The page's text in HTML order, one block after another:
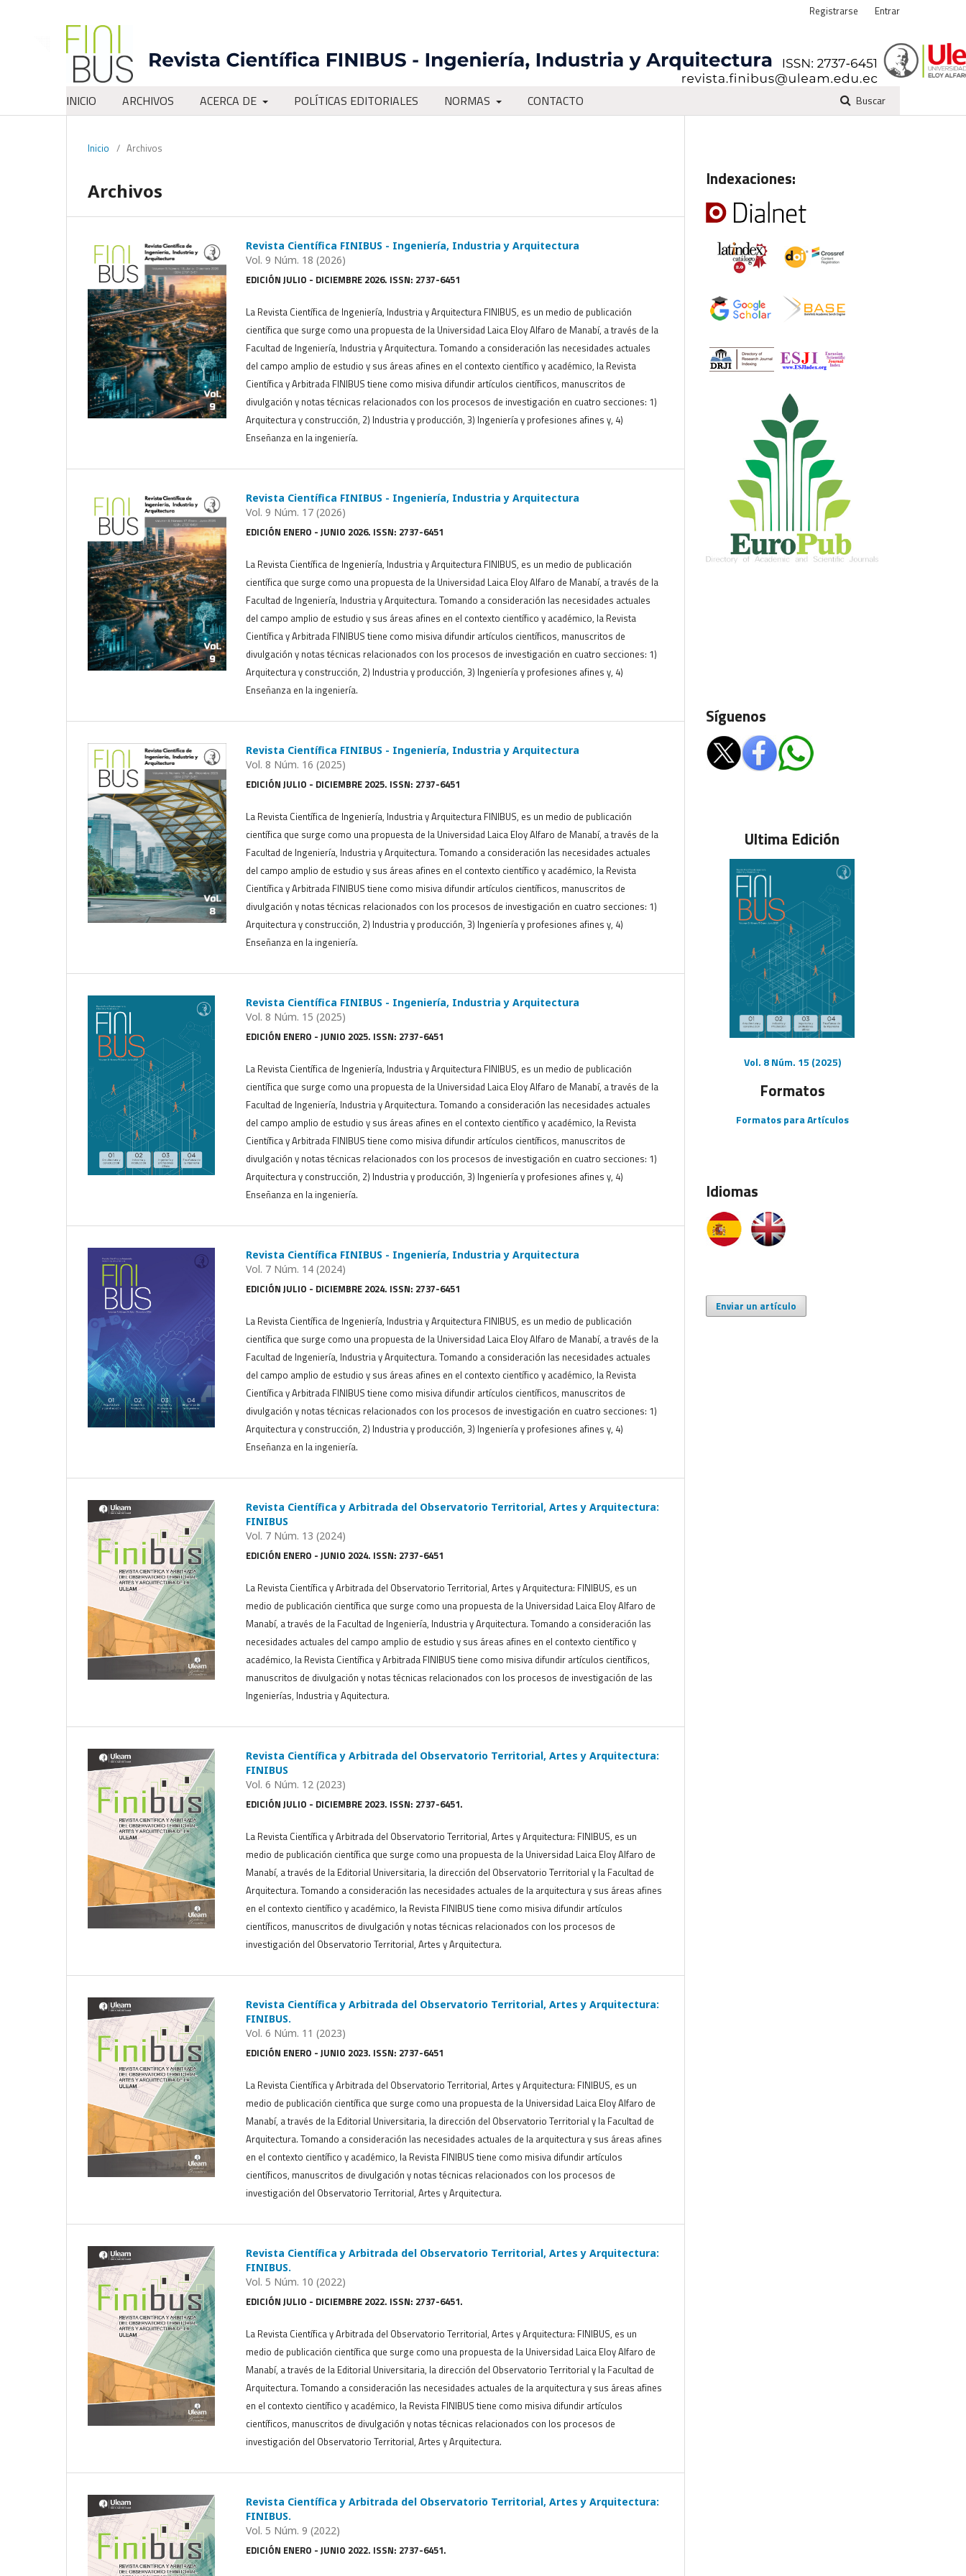
INICIO ARCHIVOS ACERCA DE POLÍTICAS EDITORIALES NORMAS CONTACTO Buscar
Registrarse Entrar
Inicio / Archivos
Archivos
Revista Científica FINIBUS - Ingeniería, Industria y Arquitectura
Vol. 9 Núm. 18 (2026)
EDICIÓN JULIO - DICIEMBRE 2026. ISSN: 2737-6451
La Revista Científica de Ingeniería, Industria y Arquitectura FINIBUS, es un medio de publicación
científica que surge como una propuesta de la Universidad Laica Eloy Alfaro de Manabí, a través de la
Facultad de Ingeniería, Industria y Arquitectura. Tomando a consideración las necesidades actuales
del campo amplio de estudio y sus áreas afines en el contexto científico y académico, la Revista
Científica y Arbitrada FINIBUS tiene como misiva difundir artículos científicos, manuscritos de
divulgación y notas técnicas relacionados con los procesos de investigación en cuatro secciones: 1)
Arquitectura y construcción, 2) Industria y producción, 3) Ingeniería y profesiones afines y, 4)
Enseñanza en la ingeniería.
Revista Científica FINIBUS - Ingeniería, Industria y Arquitectura
Vol. 9 Núm. 17 (2026)
EDICIÓN ENERO - JUNIO 2026. ISSN: 2737-6451
La Revista Científica de Ingeniería, Industria y Arquitectura FINIBUS, es un medio de publicación
científica que surge como una propuesta de la Universidad Laica Eloy Alfaro de Manabí, a través de la
Facultad de Ingeniería, Industria y Arquitectura. Tomando a consideración las necesidades actuales
del campo amplio de estudio y sus áreas afines en el contexto científico y académico, la Revista
Científica y Arbitrada FINIBUS tiene como misiva difundir artículos científicos, manuscritos de
divulgación y notas técnicas relacionados con los procesos de investigación en cuatro secciones: 1)
Arquitectura y construcción, 2) Industria y producción, 3) Ingeniería y profesiones afines y, 4)
Enseñanza en la ingeniería.
Revista Científica FINIBUS - Ingeniería, Industria y Arquitectura
Vol. 8 Núm. 16 (2025)
EDICIÓN JULIO - DICIEMBRE 2025. ISSN: 2737-6451
La Revista Científica de Ingeniería, Industria y Arquitectura FINIBUS, es un medio de publicación
científica que surge como una propuesta de la Universidad Laica Eloy Alfaro de Manabí, a través de la
Facultad de Ingeniería, Industria y Arquitectura. Tomando a consideración las necesidades actuales
del campo amplio de estudio y sus áreas afines en el contexto científico y académico, la Revista
Científica y Arbitrada FINIBUS tiene como misiva difundir artículos científicos, manuscritos de
divulgación y notas técnicas relacionados con los procesos de investigación en cuatro secciones: 1)
Arquitectura y construcción, 2) Industria y producción, 3) Ingeniería y profesiones afines y, 4)
Enseñanza en la ingeniería.
Revista Científica FINIBUS - Ingeniería, Industria y Arquitectura
Vol. 8 Núm. 15 (2025)
EDICIÓN ENERO - JUNIO 2025. ISSN: 2737-6451
La Revista Científica de Ingeniería, Industria y Arquitectura FINIBUS, es un medio de publicación
científica que surge como una propuesta de la Universidad Laica Eloy Alfaro de Manabí, a través de la
Facultad de Ingeniería, Industria y Arquitectura. Tomando a consideración las necesidades actuales
del campo amplio de estudio y sus áreas afines en el contexto científico y académico, la Revista
Científica y Arbitrada FINIBUS tiene como misiva difundir artículos científicos, manuscritos de
divulgación y notas técnicas relacionados con los procesos de investigación en cuatro secciones: 1)
Arquitectura y construcción, 2) Industria y producción, 3) Ingeniería y profesiones afines y, 4)
Enseñanza en la ingeniería.
Revista Científica FINIBUS - Ingeniería, Industria y Arquitectura
Vol. 7 Núm. 14 (2024)
EDICIÓN JULIO - DICIEMBRE 2024. ISSN: 2737-6451
La Revista Científica de Ingeniería, Industria y Arquitectura FINIBUS, es un medio de publicación
científica que surge como una propuesta de la Universidad Laica Eloy Alfaro de Manabí, a través de la
Facultad de Ingeniería, Industria y Arquitectura. Tomando a consideración las necesidades actuales
del campo amplio de estudio y sus áreas afines en el contexto científico y académico, la Revista
Científica y Arbitrada FINIBUS tiene como misiva difundir artículos científicos, manuscritos de
divulgación y notas técnicas relacionados con los procesos de investigación en cuatro secciones: 1)
Arquitectura y construcción, 2) Industria y producción, 3) Ingeniería y profesiones afines y, 4)
Enseñanza en la ingeniería.
Revista Científica y Arbitrada del Observatorio Territorial, Artes y Arquitectura:
FINIBUS
Vol. 7 Núm. 13 (2024)
EDICIÓN ENERO - JUNIO 2024. ISSN: 2737-6451
La Revista Científica y Arbitrada del Observatorio Territorial, Artes y Arquitectura: FINIBUS, es un
medio de publicación científica que surge como una propuesta de la Universidad Laica Eloy Alfaro de
Manabí, a través de la Facultad de Ingeniería, Industria y Arquitectura. Tomando a consideración las
necesidades actuales del campo amplio de estudio y sus áreas afines en el contexto científico y
académico, la Revista Científica y Arbitrada FINIBUS tiene como misiva difundir artículos científicos,
manuscritos de divulgación y notas técnicas relacionados con los procesos de investigación de las
Ingenierías, Industria y Aquitectura.
Revista Científica y Arbitrada del Observatorio Territorial, Artes y Arquitectura:
FINIBUS
Vol. 6 Núm. 12 (2023)
EDICIÓN JULIO - DICIEMBRE 2023. ISSN: 2737-6451.
La Revista Científica y Arbitrada del Observatorio Territorial, Artes y Arquitectura: FINIBUS, es un
medio de publicación científica que surge como una propuesta de la Universidad Laica Eloy Alfaro de
Manabí, a través de la Editorial Universitaria, la dirección del Observatorio Territorial y la Facultad de
Arquitectura. Tomando a consideración las necesidades actuales de la arquitectura y sus áreas afines
en el contexto científico y académico, la Revista FINIBUS tiene como misiva difundir artículos
científicos, manuscritos de divulgación y notas técnicas relacionados con los procesos de
investigación del Observatorio Territorial, Artes y Arquitectura.
Revista Científica y Arbitrada del Observatorio Territorial, Artes y Arquitectura:
FINIBUS.
Vol. 6 Núm. 11 (2023)
EDICIÓN ENERO - JUNIO 2023. ISSN: 2737-6451
La Revista Científica y Arbitrada del Observatorio Territorial, Artes y Arquitectura: FINIBUS, es un
medio de publicación científica que surge como una propuesta de la Universidad Laica Eloy Alfaro de
Manabí, a través de la Editorial Universitaria, la dirección del Observatorio Territorial y la Facultad de
Arquitectura. Tomando a consideración las necesidades actuales de la arquitectura y sus áreas afines
en el contexto científico y académico, la Revista FINIBUS tiene como misiva difundir artículos
científicos, manuscritos de divulgación y notas técnicas relacionados con los procesos de
investigación del Observatorio Territorial, Artes y Arquitectura.
Revista Científica y Arbitrada del Observatorio Territorial, Artes y Arquitectura:
FINIBUS.
Vol. 5 Núm. 10 (2022)
EDICIÓN JULIO - DICIEMBRE 2022. ISSN: 2737-6451.
La Revista Científica y Arbitrada del Observatorio Territorial, Artes y Arquitectura: FINIBUS, es un
medio de publicación científica que surge como una propuesta de la Universidad Laica Eloy Alfaro de
Manabí, a través de la Editorial Universitaria, la dirección del Observatorio Territorial y la Facultad de
Arquitectura. Tomando a consideración las necesidades actuales de la arquitectura y sus áreas afines
en el contexto científico y académico, la Revista FINIBUS tiene como misiva difundir artículos
científicos, manuscritos de divulgación y notas técnicas relacionados con los procesos de
investigación del Observatorio Territorial, Artes y Arquitectura.
Revista Científica y Arbitrada del Observatorio Territorial, Artes y Arquitectura:
FINIBUS.
Vol. 5 Núm. 9 (2022)
EDICIÓN ENERO - JUNIO 2022. ISSN: 2737-6451.
Indexaciones:
Síguenos
Ultima Edición
Vol. 8 Núm. 15 (2025)
Formatos
Formatos para Artículos
Idiomas
Enviar un artículo